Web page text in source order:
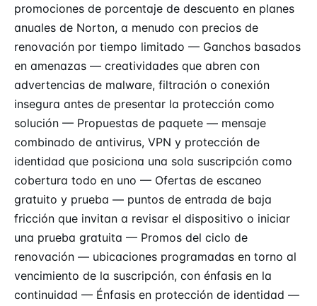
promociones de porcentaje de descuento en planes
anuales de Norton, a menudo con precios de
renovación por tiempo limitado — Ganchos basados
en amenazas — creatividades que abren con
advertencias de malware, filtración o conexión
insegura antes de presentar la protección como
solución — Propuestas de paquete — mensaje
combinado de antivirus, VPN y protección de
identidad que posiciona una sola suscripción como
cobertura todo en uno — Ofertas de escaneo
gratuito y prueba — puntos de entrada de baja
fricción que invitan a revisar el dispositivo o iniciar
una prueba gratuita — Promos del ciclo de
renovación — ubicaciones programadas en torno al
vencimiento de la suscripción, con énfasis en la
continuidad — Énfasis en protección de identidad —